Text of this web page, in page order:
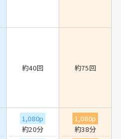
約40回 約75回
1,080p
約20分
1,080p
約38分